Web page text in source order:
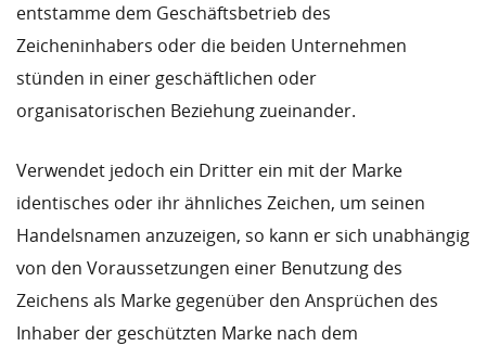
entstamme dem Geschäftsbetrieb des
Zeicheninhabers oder die beiden Unternehmen
stünden in einer geschäftlichen oder
organisatorischen Beziehung zueinander.
Verwendet jedoch ein Dritter ein mit der Marke
identisches oder ihr ähnliches Zeichen, um seinen
Handelsnamen anzuzeigen, so kann er sich unabhängig
von den Voraussetzungen einer Benutzung des
Zeichens als Marke gegenüber den Ansprüchen des
Inhaber der geschützten Marke nach dem